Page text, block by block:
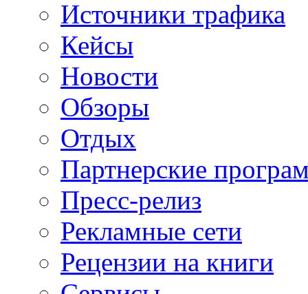
Источники трафика
Кейсы
Новости
Обзоры
Отдых
Партнерские
Пресс-релиз
Рекламные сети
Рецензии на книги